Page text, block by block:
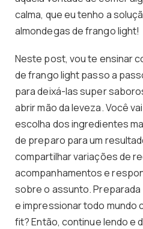
calma, que eu tenho a
almondegas de frango light!
Neste post, vou te ensinar
de frango light passo a
para deixá-las super
abrir mão da leveza. Você
escolha dos ingredientes
de preparo para um
compartilhar variações de
acompanhamentos e
sobre o assunto.
e impressionar todo mundo
fit? Então, continue lendo e